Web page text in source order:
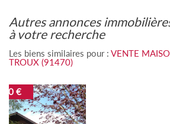
autres annonces immobilières correspondant
à votre recherche
Les biens similaires pour : VENTE
TROUX (91470)
369 000 €